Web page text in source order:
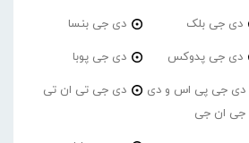
دی جی بلک دی جی بنسا
دی جی پدوکس دی جی پوبا
دی جی پی اس و دی
جی ان جی
دی جی تی ان تی